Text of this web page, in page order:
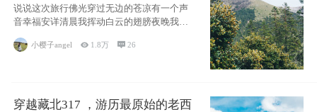
说说这次旅行佛光穿过无边的苍凉有一个声
音幸福安详清晨我挥动白云的翅膀夜晚我匍
匐在你的
小樱子angel  1.8万 26
穿越藏北317 ，游历最原始的老西